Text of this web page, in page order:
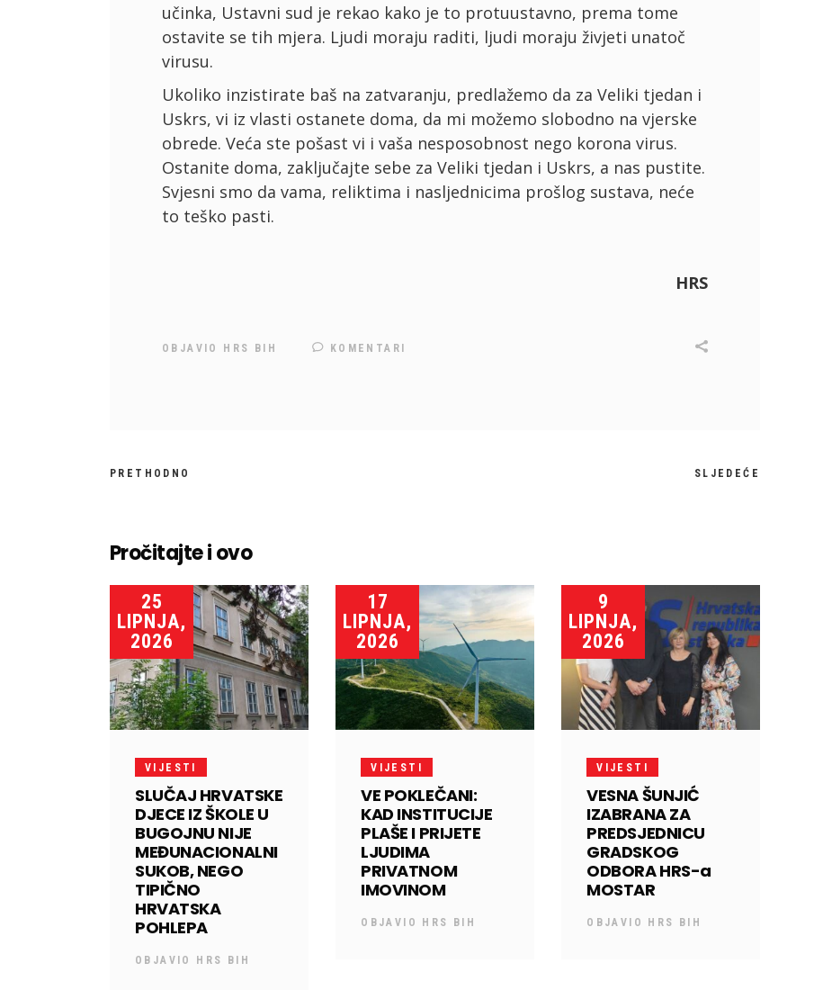
učinka, Ustavni sud je rekao kako je to protuustavno, prema tome
ostavite se tih mjera. Ljudi moraju raditi, ljudi moraju živjeti unatoč
virusu.
Ukoliko inzistirate baš na zatvaranju, predlažemo da za Veliki tjedan i
Uskrs, vi iz vlasti ostanete doma, da mi možemo slobodno na vjerske
obrede. Veća ste pošast vi i vaša nesposobnost nego korona virus.
Ostanite doma, zaključajte sebe za Veliki tjedan i Uskrs, a nas pustite.
Svjesni smo da vama, reliktima i nasljednicima prošlog sustava, neće
to teško pasti.
HRS
OBJAVIO HRS BIH KOMENTARI
PRETHODNO SLJEDEĆE
Pročitajte i ovo
25
LIPNJA,
2026
VIJESTI
SLUČAJ HRVATSKE
DJECE IZ ŠKOLE U
BUGOJNU NIJE
MEĐUNACIONALNI
SUKOB, NEGO
TIPIČNO
HRVATSKA
POHLEPA
OBJAVIO HRS BIH
17
LIPNJA,
2026
VIJESTI
VE POKLEČANI:
KAD INSTITUCIJE
PLAŠE I PRIJETE
LJUDIMA
PRIVATNOM
IMOVINOM
OBJAVIO HRS BIH
9
LIPNJA,
2026
VIJESTI
VESNA ŠUNJIĆ
IZABRANA ZA
PREDSJEDNICU
GRADSKOG
ODBORA HRS-a
MOSTAR
OBJAVIO HRS BIH